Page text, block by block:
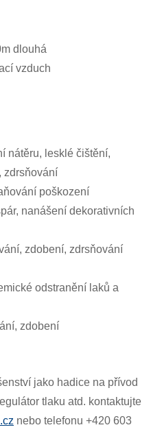
dlouhá
vzduch
nátěru, lesklé čištění,
zdrsňování
poškození
nanášení dekorativních
zdobení, zdrsňování
odstranění laků a
zdobení
jako hadice na přívod
tlaku atd. kontaktujte
nebo telefonu +420 603